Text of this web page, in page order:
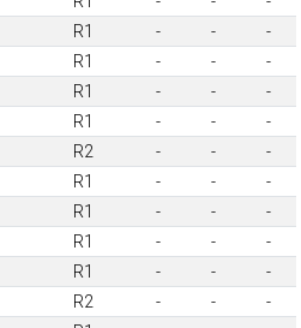
R1 - -
-
R1 - -
-
R1 - -
-
R1 - -
-
R2 - -
-
R1 - -
-
R1 - -
-
R1 - -
-
R1 - -
-
R2 - -
-